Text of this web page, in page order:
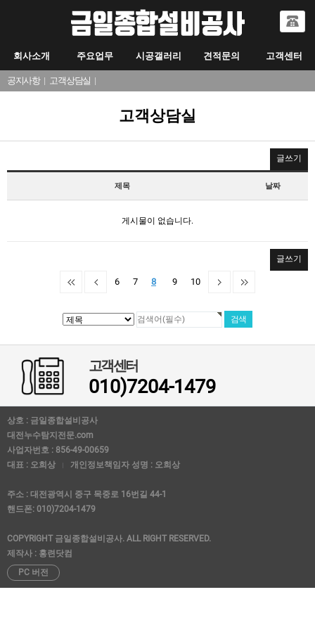
회사소개 주요업무 시공갤러리 견적문의 고객센터
공지사항| 고객상담실 |
고객상담실
글쓰기
제목 날짜
게시물이 없습니다.
글쓰기
6 7 8 9 10
고객센터
010)7204-1479
상호 : 금일종합설비공사
대전누수탐지전문.com
사업자번호 : 856-49-00659
대표 : 오희상
개인정보책임자 성명 : 오희상
주소 : 대전광역시 중구 목중로 16번길 44-1
핸드폰: 010)7204-1479
COPYRIGHT 금일종합설비공사. ALL RIGHT RESERVED.
제작사 : 홍련닷컴
PC 버전